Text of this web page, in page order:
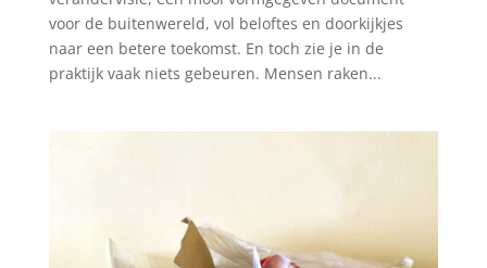
voor de buitenwereld, vol beloftes en doorkijkjes
naar een betere toekomst. En toch zie je in de
praktijk vaak niets gebeuren. Mensen raken...